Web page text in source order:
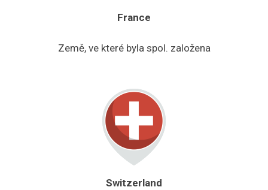
France
Země, ve které byla spol. založena
Switzerland